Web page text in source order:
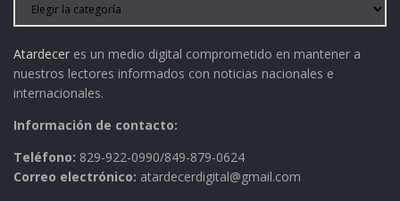
Atardecer es un medio digital comprometido en mantener a
nuestros lectores informados con noticias nacionales e
internacionales.
Información de contacto:
Teléfono: 829-922-0990/849-879-0624
Correo electrónico: atardecerdigital@gmail.com